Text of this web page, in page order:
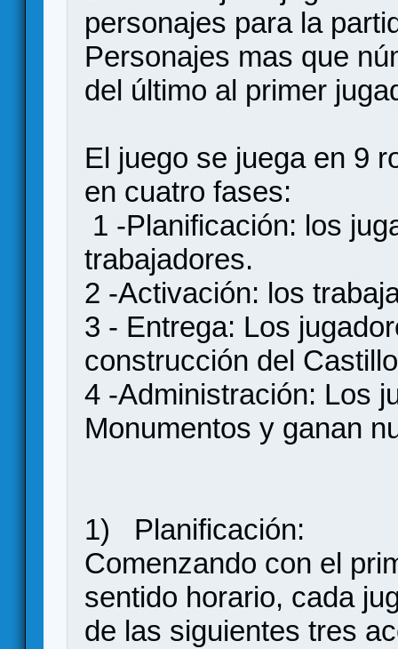
personajes para la
Personajes mas que
del último al primer
El juego se juega en 9
en cuatro fases:
1 -Planificación: los
trabajadores.
2 -Activación: los
3 - Entrega: Los
construcción del
4 -Administración: Los
Monumentos y ganan
1) Planificación:
Comenzando con el
sentido horario, cada
de las siguientes tres